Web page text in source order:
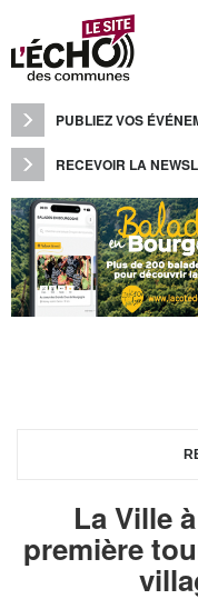
PUBLIEZ VOS
RECEVOIR LA
La Ville
première
Panneau de gestion des